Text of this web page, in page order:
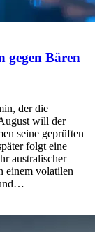
gegen Bären
der die
will der
seine geprüften
folgt eine
australischer
einem volatilen